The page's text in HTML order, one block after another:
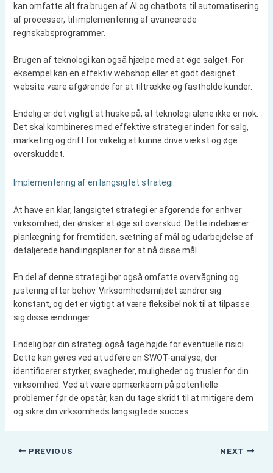
kan omfatte alt fra brugen af AI og chatbots til automatisering
af processer, til implementering af avancerede
regnskabsprogrammer.
Brugen af teknologi kan også hjælpe med at øge salget. For
eksempel kan en effektiv webshop eller et godt designet
website være afgørende for at tiltrække og fastholde kunder.
Endelig er det vigtigt at huske på, at teknologi alene ikke er nok.
Det skal kombineres med effektive strategier inden for salg,
marketing og drift for virkelig at kunne drive vækst og øge
overskuddet.
Implementering af en langsigtet strategi
At have en klar, langsigtet strategi er afgørende for enhver
virksomhed, der ønsker at øge sit overskud. Dette indebærer
planlægning for fremtiden, sætning af mål og udarbejdelse af
detaljerede handlingsplaner for at nå disse mål.
En del af denne strategi bør også omfatte overvågning og
justering efter behov. Virksomhedsmiljøet ændrer sig
konstant, og det er vigtigt at være fleksibel nok til at tilpasse
sig disse ændringer.
Endelig bør din strategi også tage højde for eventuelle risici.
Dette kan gøres ved at udføre en SWOT-analyse, der
identificerer styrker, svagheder, muligheder og trusler for din
virksomhed. Ved at være opmærksom på potentielle
problemer før de opstår, kan du tage skridt til at mitigere dem
og sikre din virksomheds langsigtede succes.
PREVIOUS NEXT